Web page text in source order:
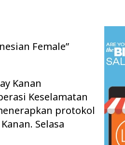
Female”
Kanan
Keselamatan
protokol
Selasa